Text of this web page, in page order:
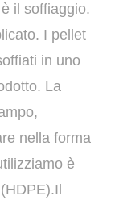
il soffiaggio.
I pellet
in uno
La
nella forma
è